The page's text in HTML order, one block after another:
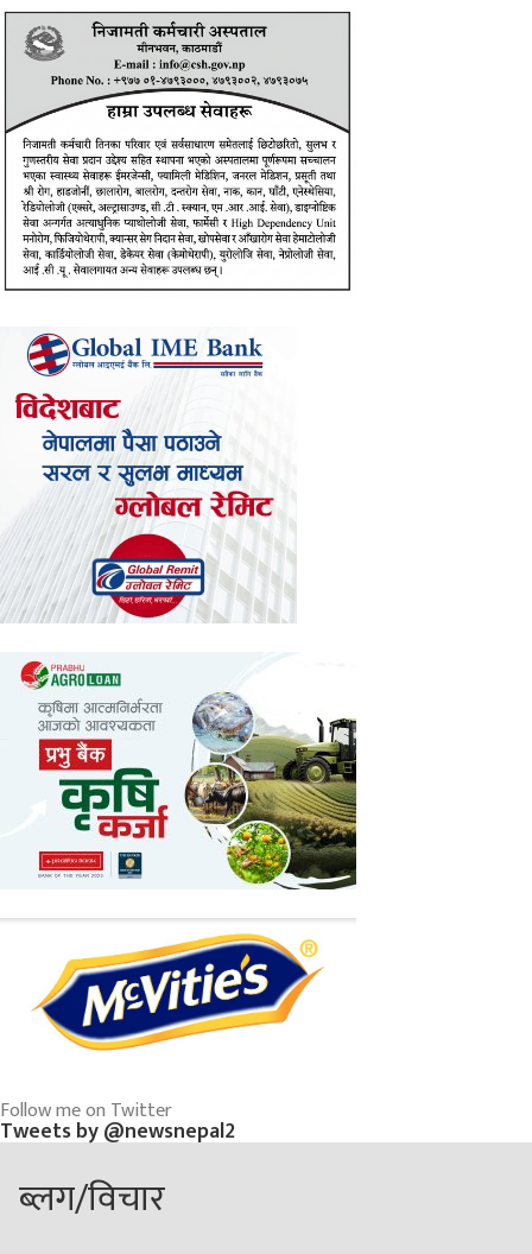
Follow me on Twitter
Tweets by @newsnepal2
ब्लग/विचार